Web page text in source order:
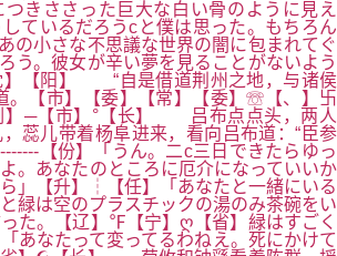
きささった巨大な白い骨のように見え
ているだろうcと僕は思った。もちろん
の小さな不思議な世界の闇に包まれてぐ
う。彼女が辛い夢を見ることがないよう
】【阳】 “自是借道荆州之地，与诸侯
。【市】【委】【常】【委】☏【、】卐
】─【市】°【长】 吕布点点头，两人
蕊儿带着杨阜进来，看向吕布道：“臣参
【份】「うん。二c三日できたらゆっ
。あなたのところに厄介になっていいか
」【升】┆【任】「あなたと一緒にいる
緑は空のプラスチックの湯のみ茶碗をい
た。【辽】℉【宁】ღ【省】緑はすごく
あなたって変ってるわねえ。死にかけて